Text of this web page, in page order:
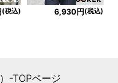
(税込) 6,930円 (税込)
-TOPページ